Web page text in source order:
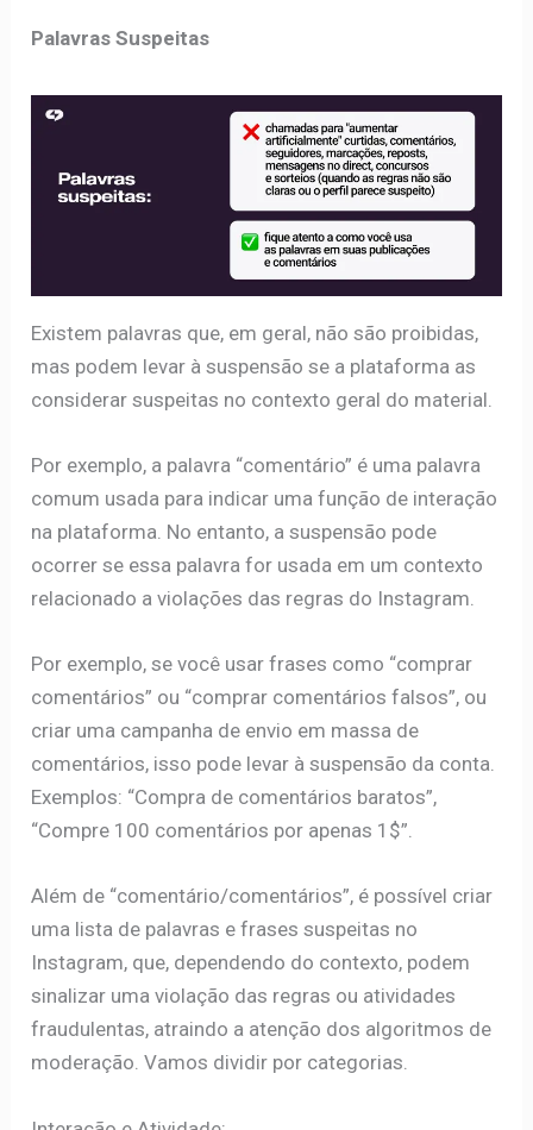
Palavras Suspeitas
Existem palavras que, em geral, não são proibidas,
mas podem levar à suspensão se a plataforma as
considerar suspeitas no contexto geral do material.
Por exemplo, a palavra “comentário” é uma palavra
comum usada para indicar uma função de interação
na plataforma. No entanto, a suspensão pode
ocorrer se essa palavra for usada em um contexto
relacionado a violações das regras do Instagram.
Por exemplo, se você usar frases como “comprar
comentários” ou “comprar comentários falsos”, ou
criar uma campanha de envio em massa de
comentários, isso pode levar à suspensão da conta.
Exemplos: “Compra de comentários baratos”,
“Compre 100 comentários por apenas 1$”.
Além de “comentário/comentários”, é possível criar
uma lista de palavras e frases suspeitas no
Instagram, que, dependendo do contexto, podem
sinalizar uma violação das regras ou atividades
fraudulentas, atraindo a atenção dos algoritmos de
moderação. Vamos dividir por categorias.